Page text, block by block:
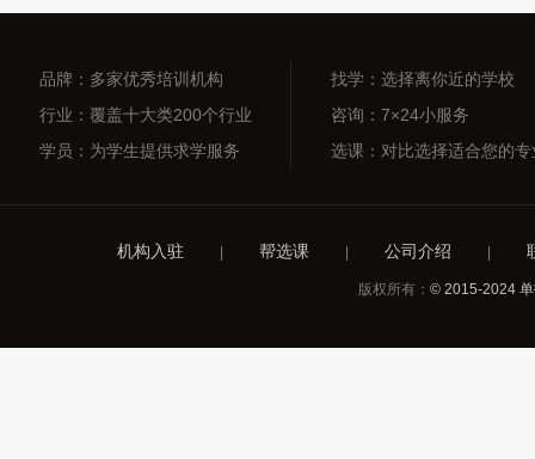
品牌：多家优秀培训机构
行业：覆盖十大类200个行业
学员：为学生提供求学服务
找学：选择离你近的学校
咨询：7×24小服务
选课：对比选择适合您的
机构入驻 帮选课 公司介绍
版权所有： © 2015-2024